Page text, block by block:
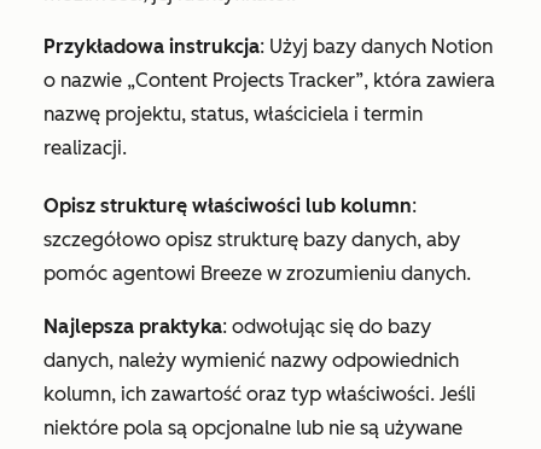
Przykładowa instrukcja: Użyj bazy danych Notion
o nazwie „Content Projects Tracker”, która zawiera
nazwę projektu, status, właściciela i termin
realizacji.
Opisz strukturę właściwości lub kolumn:
szczegółowo opisz strukturę bazy danych, aby
pomóc agentowi Breeze w zrozumieniu danych.
Najlepsza praktyka: odwołując się do bazy
danych, należy wymienić nazwy odpowiednich
kolumn, ich zawartość oraz typ właściwości. Jeśli
niektóre pola są opcjonalne lub nie są używane